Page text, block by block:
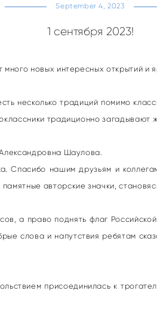
September 4, 2023
1 сентября 2023!
новых интересных открытий и
несколько традиций помимо
традиционно загадывают
Шаулова.
Спасибо нашим друзьям и
авторские значки,
а право поднять флаг
слова и напутствия ребятам
присоединилась к